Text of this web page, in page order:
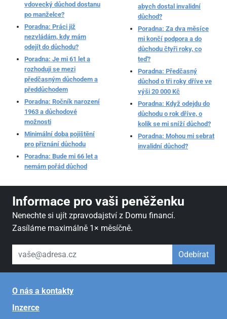
vdovecký důchod dostanu
po manželce?
Poradna: Práci již
nezvládám, kdy mám
odejít do důchodu?
Poradna: Je mi 61 let a
rozhoduji se mezi
předčasným důchodem a
předdůchodem
Poradna: Ročník narození
1963 a důchodové
možnosti
Minimální doba pojištění
pro přiznání důchodu
Poradna: Bude mi 66 let a
nemám pořád důchod
abych dostal invalidní
důchod?
Poradna: Za dva měsíce
mi končí podpora a do
důchodu čtyři roky, co
teď?
Poradna: Předčasný
důchod o tři roky dříve ve
výši 20 000 Kč
Poradna: Když odejdu do
důchodu o rok dříve, o
kolik se mi sníží důchod?
Poradna: Mohou mi sebrat
invalidní důchod?
Informace pro vaši peněženku
Nenechte si ujít zpravodajství z Domu financí.
Zasíláme maximálně 1× měsíčně.
váš email Odebírat
O nás a kontakty
Inzerce